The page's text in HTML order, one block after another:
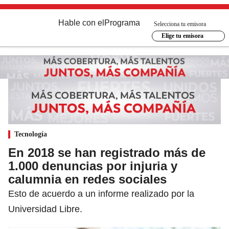
Hable con el Programa
Selecciona tu emisora
Elige tu emisora
Tecnología
En 2018 se han registrado más de
1.000 denuncias por injuria y
calumnia en redes sociales
Esto de acuerdo a un informe realizado por la
Universidad Libre.